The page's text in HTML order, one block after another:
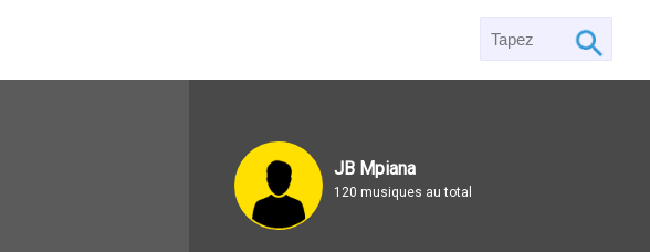
JB Mpiana
120 musiques au total